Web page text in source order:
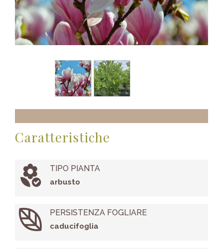
Caratteristiche
TIPO PIANTA
arbusto
PERSISTENZA FOGLIARE
caducifoglia